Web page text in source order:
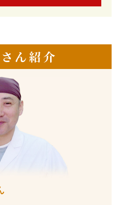
ん紹介